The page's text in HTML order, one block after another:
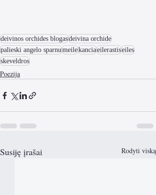
deivinos orchides blogasdeivina orchide
palieski angelo sparnumeilekanciaeilerastiseiles
skeveldros
Poezija
Susiję įrašai Rodyti viską